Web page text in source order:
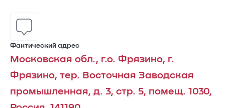
Фактический адрес
Московская обл., г.о. Фрязино, г.
Фрязино, тер. Восточная Заводская
промышленная, д. 3, стр. 5, помещ. 1030,